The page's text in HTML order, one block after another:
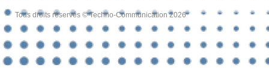
Tous droits réservés © Techno-Communication 2026